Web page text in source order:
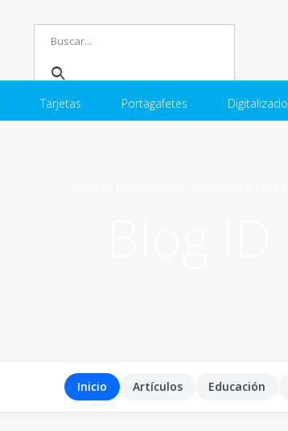
Tarjetas Portagafetes
Inicio Artículos Educación